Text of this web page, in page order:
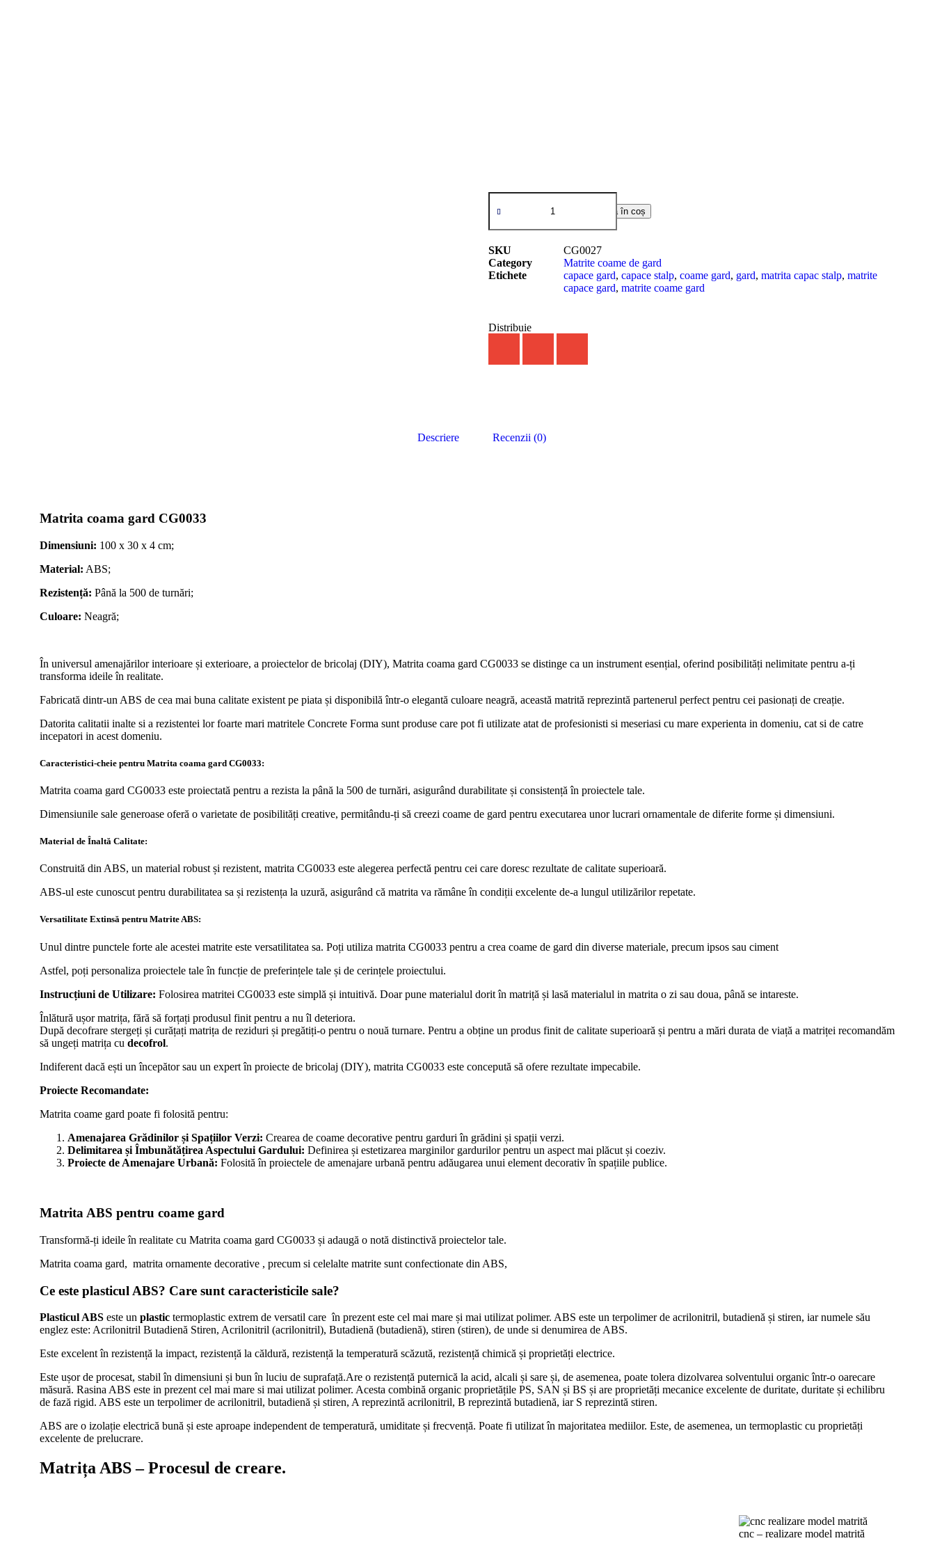
Adaugă în coș
SKU
CG0027
Category
Matrite coame de gard
Etichete
capace gard, capace stalp, coame gard, gard, matrita capac stalp, matrite
capace gard, matrite coame gard
Distribuie
Descriere Recenzii (0)
Matrita coama gard CG0033
Dimensiuni: 100 x 30 x 4 cm;
Material: ABS;
Rezistență: Până la 500 de turnări;
Culoare: Neagră;
În universul amenajărilor interioare și exterioare, a proiectelor de bricolaj (DIY), Matrita coama gard CG0033 se distinge ca un instrument esențial, oferind posibilități nelimitate pentru a-ți
transforma ideile în realitate.
Fabricată dintr-un ABS de cea mai buna calitate existent pe piata și disponibilă într-o elegantă culoare neagră, această matrită reprezintă partenerul perfect pentru cei pasionați de creație.
Datorita calitatii inalte si a rezistentei lor foarte mari matritele Concrete Forma sunt produse care pot fi utilizate atat de profesionisti si meseriasi cu mare experienta in domeniu, cat si de catre
incepatori in acest domeniu.
Caracteristici-cheie pentru Matrita coama gard CG0033:
Matrita coama gard CG0033 este proiectată pentru a rezista la până la 500 de turnări, asigurând durabilitate și consistență în proiectele tale.
Dimensiunile sale generoase oferă o varietate de posibilități creative, permitându-ți să creezi coame de gard pentru executarea unor lucrari ornamentale de diferite forme și dimensiuni.
Material de Înaltă Calitate:
Construită din ABS, un material robust și rezistent, matrita CG0033 este alegerea perfectă pentru cei care doresc rezultate de calitate superioară.
ABS-ul este cunoscut pentru durabilitatea sa și rezistența la uzură, asigurând că matrita va rămâne în condiții excelente de-a lungul utilizărilor repetate.
Versatilitate Extinsă pentru Matrite ABS:
Unul dintre punctele forte ale acestei matrite este versatilitatea sa. Poți utiliza matrita CG0033 pentru a crea coame de gard din diverse materiale, precum ipsos sau ciment
Astfel, poți personaliza proiectele tale în funcție de preferințele tale și de cerințele proiectului.
Instrucțiuni de Utilizare: Folosirea matritei CG0033 este simplă și intuitivă. Doar pune materialul dorit în matriță și lasă materialul in matrita o zi sau doua, până se intareste.
Înlătură ușor matrița, fără să forțați produsul finit pentru a nu îl deteriora.
După decofrare stergeți și curățați matrița de reziduri și pregătiți-o pentru o nouă turnare. Pentru a obține un produs finit de calitate superioară și pentru a mări durata de viață a matriței recomandăm
să ungeți matrița cu decofrol.
Indiferent dacă ești un începător sau un expert în proiecte de bricolaj (DIY), matrita CG0033 este concepută să ofere rezultate impecabile.
Proiecte Recomandate:
Matrita coame gard poate fi folosită pentru:
Amenajarea Grădinilor și Spațiilor Verzi: Crearea de coame decorative pentru garduri în grădini și spații verzi.
Delimitarea și Îmbunătățirea Aspectului Gardului: Definirea și estetizarea marginilor gardurilor pentru un aspect mai plăcut și coeziv.
Proiecte de Amenajare Urbană: Folosită în proiectele de amenajare urbană pentru adăugarea unui element decorativ în spațiile publice.
Matrita ABS pentru coame gard
Transformă-ți ideile în realitate cu Matrita coama gard CG0033 și adaugă o notă distinctivă proiectelor tale.
Matrita coama gard, matrita ornamente decorative , precum si celelalte matrite sunt confectionate din ABS,
Ce este plasticul ABS? Care sunt caracteristicile sale?
Plasticul ABS este un plastic termoplastic extrem de versatil care în prezent este cel mai mare și mai utilizat polimer. ABS este un terpolimer de acrilonitril, butadienă și stiren, iar numele său
englez este: Acrilonitril Butadienă Stiren, Acrilonitril (acrilonitril), Butadienă (butadienă), stiren (stiren), de unde si denumirea de ABS.
Este excelent în rezistență la impact, rezistență la căldură, rezistență la temperatură scăzută, rezistență chimică și proprietăți electrice.
Este ușor de procesat, stabil în dimensiuni și bun în luciu de suprafață.Are o rezistență puternică la acid, alcali și sare și, de asemenea, poate tolera dizolvarea solventului organic într-o oarecare
măsură. Rasina ABS este in prezent cel mai mare si mai utilizat polimer. Acesta combină organic proprietățile PS, SAN și BS și are proprietăți mecanice excelente de duritate, duritate și echilibru
de fază rigid. ABS este un terpolimer de acrilonitril, butadienă și stiren, A reprezintă acrilonitril, B reprezintă butadienă, iar S reprezintă stiren.
ABS are o izolație electrică bună și este aproape independent de temperatură, umiditate și frecvență. Poate fi utilizat în majoritatea mediilor. Este, de asemenea, un termoplastic cu proprietăți
excelente de prelucrare.
Matrița ABS – Procesul de creare.
cnc – realizare model matrită